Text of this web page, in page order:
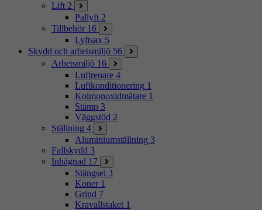
Lift 2
Pallyft 2
Tillbehör 16
Lyftsax 5
Skydd och arbetsmiljö 56
Arbetsmiljö 16
Luftrenare 4
Luftkonditionering 1
Kolmonoxidmätare 1
Stämp 3
Väggstöd 2
Ställning 4
Aluminiumställning 3
Fallskydd 3
Inhägnad 17
Stängsel 3
Koner 1
Grind 7
Kravallstaket 1